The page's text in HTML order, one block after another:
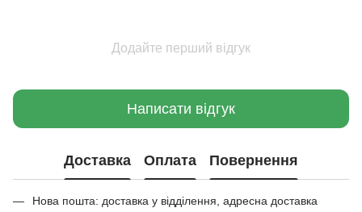
Додайте перший відгук
Написати відгук
Доставка Оплата Повернення
Нова пошта: доставка у відділення, адресна доставка